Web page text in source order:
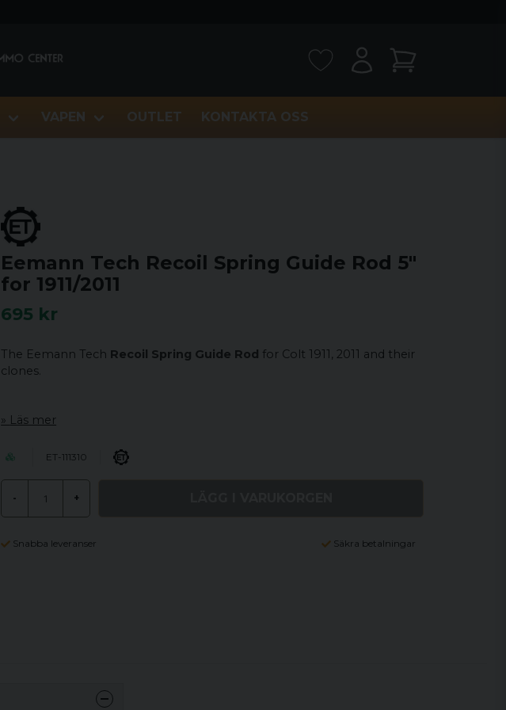
VAPEN OUTLET KONTAKTA OSS
Eemann Tech Recoil Spring Guide Rod 5"
for 1911/2011
695 kr
The Eemann Tech Recoil Spring Guide Rod for Colt 1911, 2011 and their
clones.
Läs mer
ET-111310
- +
Snabba leveranser Säkra betalningar